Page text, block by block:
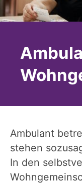
Ambulant
stehen
In den